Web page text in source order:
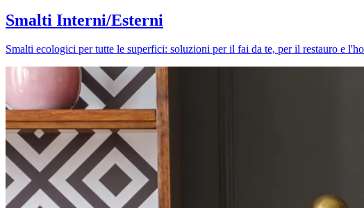
Smalti Interni/Esterni
Smalti ecologici per tutte le superfici: soluzioni per il fai da te, per il restauro e